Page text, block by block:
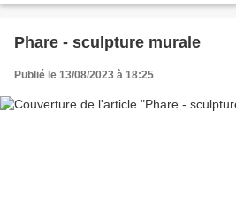
Phare - sculpture murale
Publié le 13/08/2023 à 18:25